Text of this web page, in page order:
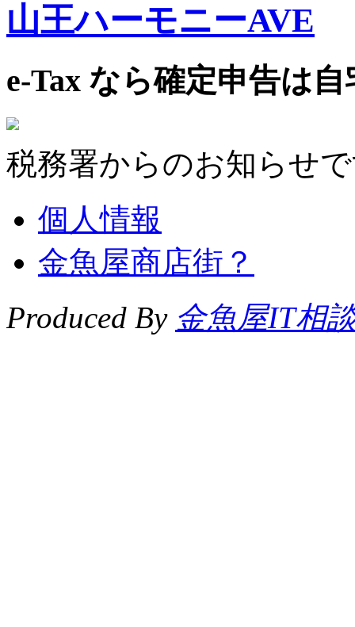
山王ハーモニーAVE
e-Tax なら確定申告は
税務署からのお知らせ
個人情報
金魚屋商店街？
Produced By 金魚屋IT相